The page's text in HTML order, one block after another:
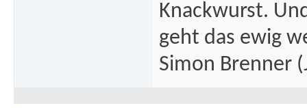
Knackwurst.
geht das ewig
Simon Brenner